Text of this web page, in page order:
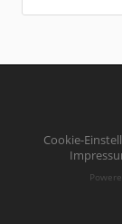
Cookie-